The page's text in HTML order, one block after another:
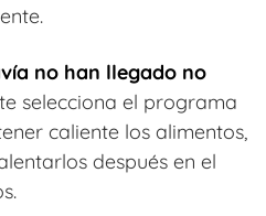
no han llegado no
selecciona el programa
caliente los alimentos,
después en el